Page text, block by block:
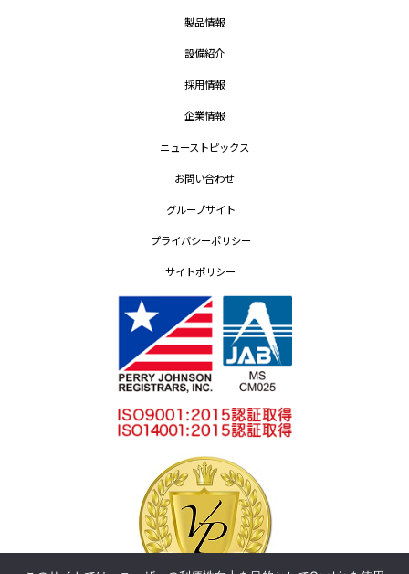
製品情報
設備紹介
採用情報
企業情報
ニューストピックス
お問い合わせ
グループサイト
プライバシーポリシー
サイトポリシー